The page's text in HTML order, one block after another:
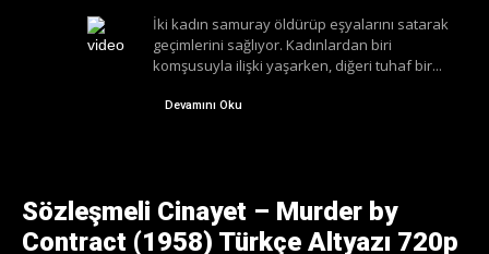
İki kadın samuray öldürüp eşyalarını satarak
geçimlerini sağlıyor. Kadınlardan biri
komşusuyla ilişki yaşarken, diğeri tuhaf bir...
Devamını Oku
Sözleşmeli Cinayet – Murder by
Contract (1958) Türkçe Altyazı 720p